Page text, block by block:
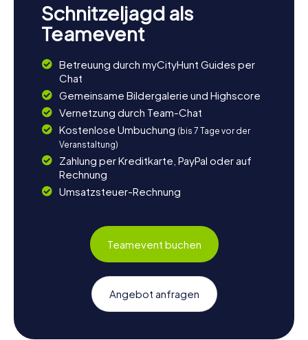
Schnitzeljagd als
Teamevent
Betreuung durch myCityHunt Guides per
Chat
Gemeinsame Bildergalerie und Highscore
Vernetzung durch Team-Chat
Kostenlose Umbuchung (bis 7 Tage vor der
Veranstaltung)
Zahlung per Kreditkarte, PayPal oder auf
Rechnung
Umsatzsteuer-Rechnung
Teamevent buchen
Angebot anfragen